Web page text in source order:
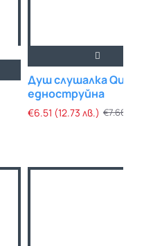
Душ слушалка
едноструйна
€6.51 (12.73 лв.) €7.66